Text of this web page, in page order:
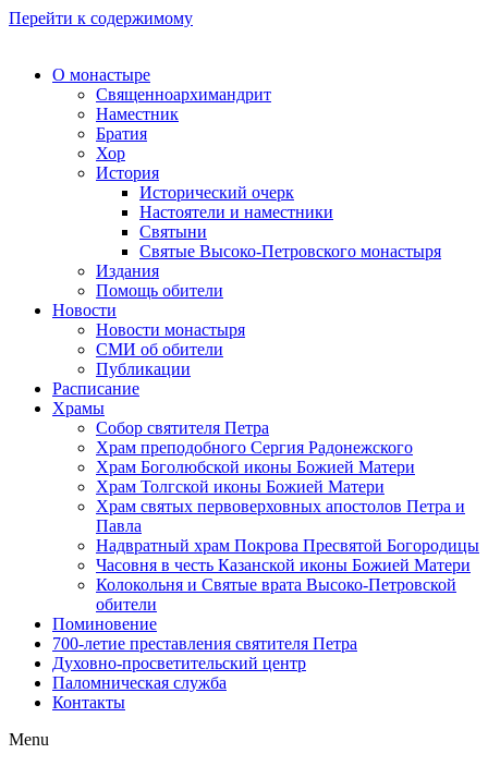
Перейти к содержимому
О монастыре
Священноархимандрит
Наместник
Братия
Хор
История
Исторический очерк
Настоятели и наместники
Святыни
Святые Высоко-Петровского монастыря
Издания
Помощь обители
Новости
Новости монастыря
СМИ об обители
Публикации
Расписание
Храмы
Собор святителя Петра
Храм преподобного Сергия Радонежского
Храм Боголюбской иконы Божией Матери
Храм Толгской иконы Божией Матери
Храм святых первоверховных апостолов Петра и
Павла
Надвратный храм Покрова Пресвятой Богородицы
Часовня в честь Казанской иконы Божией Матери
Колокольня и Святые врата Высоко-Петровской
обители
Поминовение
700-летие преставления святителя Петра
Духовно-просветительский центр
Паломническая служба
Контакты
Menu